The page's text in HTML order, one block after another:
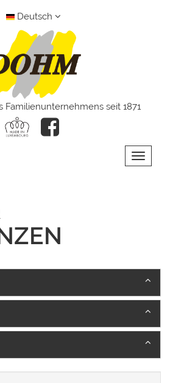
Deutsch
Familienunternehmens seit 1871
Toggle